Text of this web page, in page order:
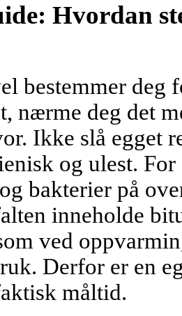
Hvordan
bestemmer deg
nærme deg det
Ikke slå egget
og ulest.
bakterier på
inneholde
ved
Derfor er en
måltid.